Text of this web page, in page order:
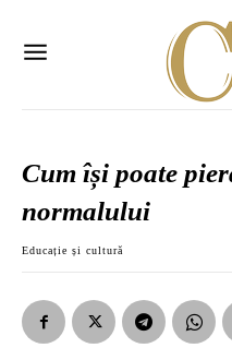
Cum își poate
normalului
Educație și cultură